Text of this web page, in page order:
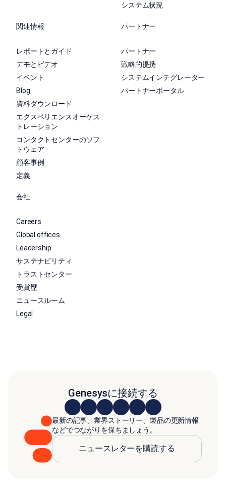
システム状況
関連情報
レポートとガイド
デモとビデオ
イベント
Blog
資料ダウンロード
エクスペリエンスオーケス
トレーション
コンタクトセンターのソフ
トウェア
顧客事例
定義
パートナー
パートナー
戦略的提携
システムインテグレーター
パートナーポータル
会社
Careers
Global offices
Leadership
サステナビリティ
トラストセンター
受賞歴
ニュースルーム
Legal
Genesysに接続する
最新の記事、業界ストーリー、製品の更新情報
などでつながりを保ちましょう。
ニュースレターを購読する